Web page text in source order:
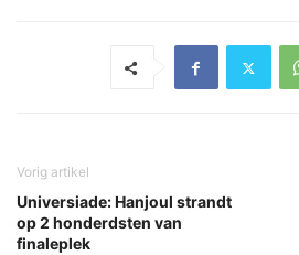
Vorig artikel
Universiade: Hanjoul strandt
op 2 honderdsten van
finaleplek